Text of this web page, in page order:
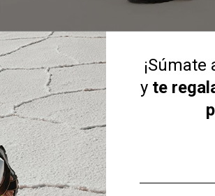
¡Súmate
y te